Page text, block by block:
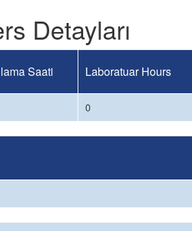
Detayları
Saati Laboratuar Hours
0